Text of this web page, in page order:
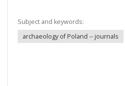
Subject and keywords:
archaeology of Poland -- journals